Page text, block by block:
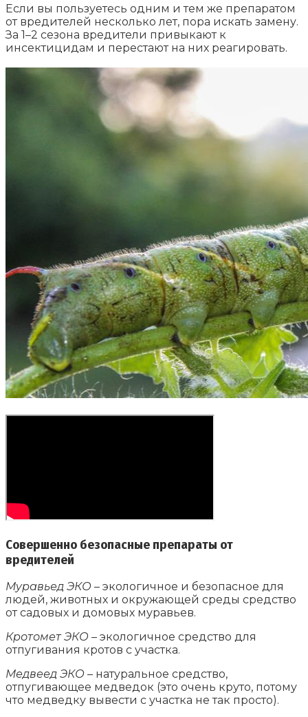
Если вы пользуетесь одним и тем же препаратом
от вредителей несколько лет, пора искать замену.
За 1–2 сезона вредители привыкают к
инсектицидам и перестают на них реагировать.
Совершенно безопасные препараты от
вредителей
Муравьед ЭКО – экологичное и безопасное для
людей, животных и окружающей среды средство
от садовых и домовых муравьев.
Кротомет ЭКО – экологичное средство для
отпугивания кротов с участка.
Медвеед ЭКО – натуральное средство,
отпугивающее медведок (это очень круто, потому
что медведку вывести с участка не так просто).